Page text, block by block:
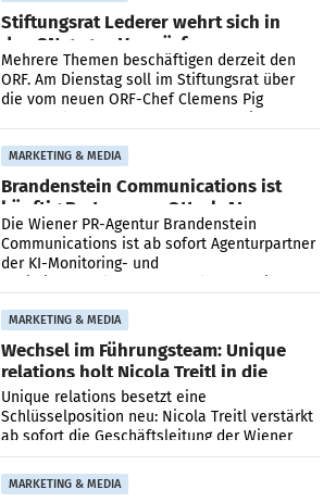
Stiftungsrat Lederer wehrt sich in
den SN gegen Vorwürfe
Mehrere Themen beschäftigen derzeit den
ORF. Am Dienstag soll im Stiftungsrat über
die vom neuen ORF-Chef Clemens Pig
MARKETING & MEDIA
Brandenstein Communications ist
künftig Partner von OtterlyAI
Die Wiener PR-Agentur Brandenstein
Communications ist ab sofort Agenturpartner
der KI-Monitoring- und
MARKETING & MEDIA
Wechsel im Führungsteam: Unique
relations holt Nicola Treitl in die
Geschäftsleitung
Unique relations besetzt eine
Schlüsselposition neu: Nicola Treitl verstärkt
ab sofort die Geschäftsleitung der Wiener
PR-Agentur an der Seite von Josef Kalina und
Anna Kalina-Mahr.
MARKETING & MEDIA